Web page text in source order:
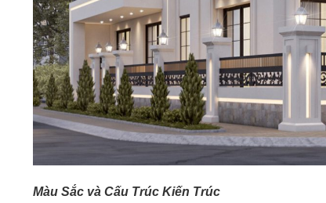
Màu Sắc và Cấu Trúc Kiến Trúc